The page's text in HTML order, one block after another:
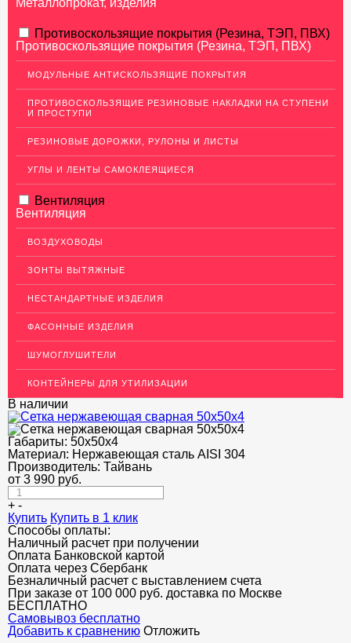
Металлопрокат, изделия
АЛЮМИНИЕВЫЙ ПРОКАТ
НЕРЖАВЕЮЩАЯ СТАЛЬ
Нержавеющие листы
Уголки из нержавеющей стали
Полоса из нержавейки
Нержавеющие трубы
ПВЛ-листы
Сетка из нержавейки
МЕДНЫЙ ПРОКАТ
ЛАТУННЫЙ ПРОКАТ
ДЕКОР НЕРЖАВЕЙКА
ОГРАЖДЕНИЯ ДЛЯ ЛЕСТНИЦ
ЭЛЕКТРОДЫ
ДЕКОРАТИВНЫЙ УГОЛОК
МЕТАЛЛИЧЕСКИЕ ПОРОГИ НАПОЛЬНЫЕ (ДЛЯ ПОЛА),
РАСКЛАДКА, ПЛИНТУС
АКЦИИ
НЕДОРОГОЙ МЕТАЛЛОПРОКАТ
Противоскользящие покрытия (Резина, ТЭП, ПВХ)
Противоскользящие покрытия (Резина, ТЭП, ПВХ)
МОДУЛЬНЫЕ АНТИСКОЛЬЗЯЩИЕ ПОКРЫТИЯ
ПРОТИВОСКОЛЬЗЯЩИЕ РЕЗИНОВЫЕ НАКЛАДКИ НА СТУПЕНИ
И ПРОСТУПИ
РЕЗИНОВЫЕ ДОРОЖКИ, РУЛОНЫ И ЛИСТЫ
УГЛЫ И ЛЕНТЫ САМОКЛЕЯЩИЕСЯ
Вентиляция
Вентиляция
ВОЗДУХОВОДЫ
ЗОНТЫ ВЫТЯЖНЫЕ
НЕСТАНДАРТНЫЕ ИЗДЕЛИЯ
ФАСОННЫЕ ИЗДЕЛИЯ
ШУМОГЛУШИТЕЛИ
КОНТЕЙНЕРЫ ДЛЯ УТИЛИЗАЦИИ
В наличии
Габариты: 50х50х4
Материал: Нержавеющая сталь AISI 304
Производитель: Тайвань
от 3 990 руб.
+ -
Купить Купить в 1 клик
Способы оплаты:
Наличный расчет при получении
Оплата Банковской картой
Оплата через Сбербанк
Безналичный расчет с выставлением счета
При заказе от 100 000 руб. доставка по Москве
БЕСПЛАТНО
Cамовывоз бесплатно
Добавить к сравнению Отложить